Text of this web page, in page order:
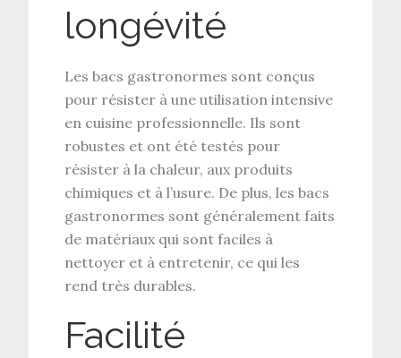
longévité
Les bacs gastronormes sont conçus
pour résister à une utilisation intensive
en cuisine professionnelle. Ils sont
robustes et ont été testés pour
résister à la chaleur, aux produits
chimiques et à l’usure. De plus, les bacs
gastronormes sont généralement faits
de matériaux qui sont faciles à
nettoyer et à entretenir, ce qui les
rend très durables.
Facilité